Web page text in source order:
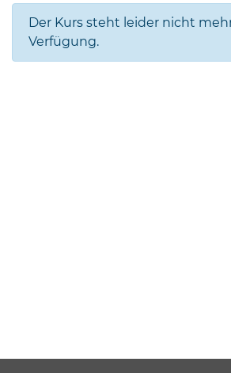
Der Kurs steht leider nicht
Verfügung.